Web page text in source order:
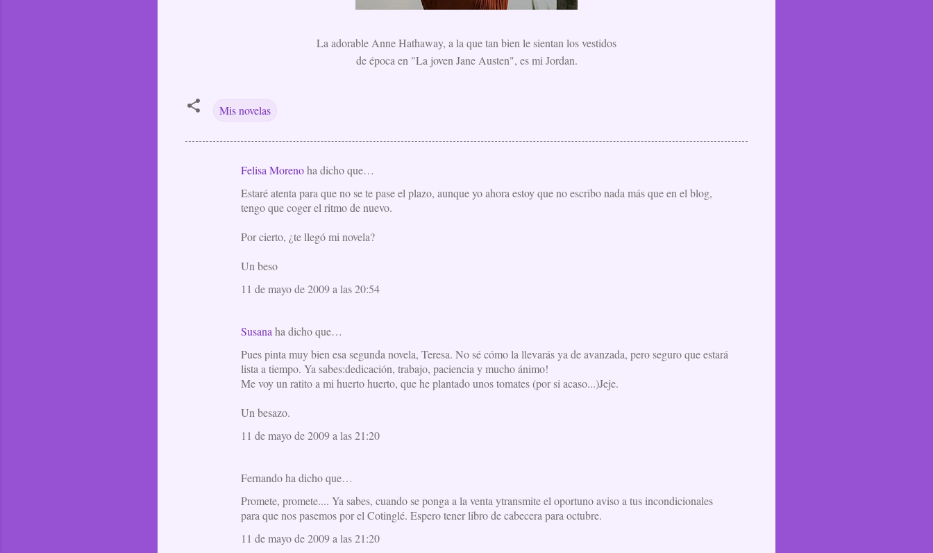
La adorable Anne Hathaway, a la que tan bien le sientan los vestidos
de época en "La joven Jane Austen", es mi Jordan.
Mis novelas
Felisa Morenoha dicho que…
Estaré atenta para que no se te pase el plazo, aunque yo ahora estoy que no escribo nada más que en el blog,
tengo que coger el ritmo de nuevo.
Por cierto, ¿te llegó mi novela?
Un beso
11 de mayo de 2009 a las 20:54
Susana ha dicho que…
Pues pinta muy bien esa segunda novela, Teresa. No sé cómo la llevarás ya de avanzada, pero seguro que estará
lista a tiempo. Ya sabes:dedicación, trabajo, paciencia y mucho ánimo!
Me voy un ratito a mi huerto huerto, que he plantado unos tomates (por si acaso...)Jeje.
Un besazo.
11 de mayo de 2009 a las 21:20
Fernando ha dicho que…
Promete, promete.... Ya sabes, cuando se ponga a la venta ytransmite el oportuno aviso a tus incondicionales
para que nos pasemos por el Cotinglé. Espero tener libro de cabecera para octubre.
11 de mayo de 2009 a las 21:20